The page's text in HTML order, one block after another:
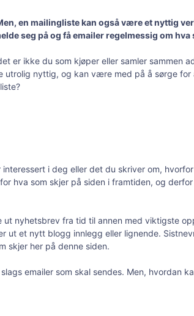
en mailingliste kan også være et nyttig
seg på og få emailer regelmessig om hva
er ikke du som kjøper eller samler sammen
nyttig, og kan være med på å sørge
i deg eller det du skriver om,
hva som skjer på siden i framtiden, og
nyhetsbrev fra tid til annen med viktigste
ut et nytt blogg innlegg eller lignende.
skjer her på denne siden.
emailer som skal sendes. Men, hvordan